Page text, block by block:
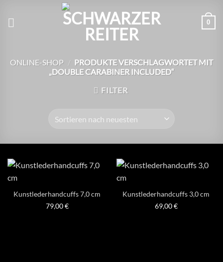
Inhalt
0
ONLINE-SHOP / PRODUKTE VERSCHLAGWORTET MIT
„DOUBLE CARABINER INCLUDED“
FILTER
Kunstlederhandcuffs 7,0 cm
79,00€
Kunstlederhandcuffs 3,0 cm
69,00€